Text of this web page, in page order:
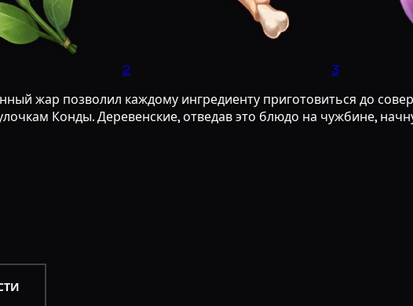
2 3
жар позволил каждому ингредиенту приготовиться до
Конды. Деревенские, отведав это блюдо на чужбине,